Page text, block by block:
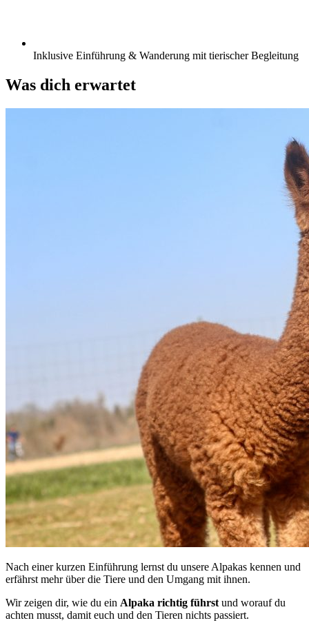
Inklusive Einführung & Wanderung mit tierischer Begleitung
Was dich erwartet
Nach einer kurzen Einführung lernst du unsere Alpakas kennen und
erfährst mehr über die Tiere und den Umgang mit ihnen.
Wir zeigen dir, wie du ein Alpaka richtig führst und worauf du
achten musst, damit euch und den Tieren nichts passiert.